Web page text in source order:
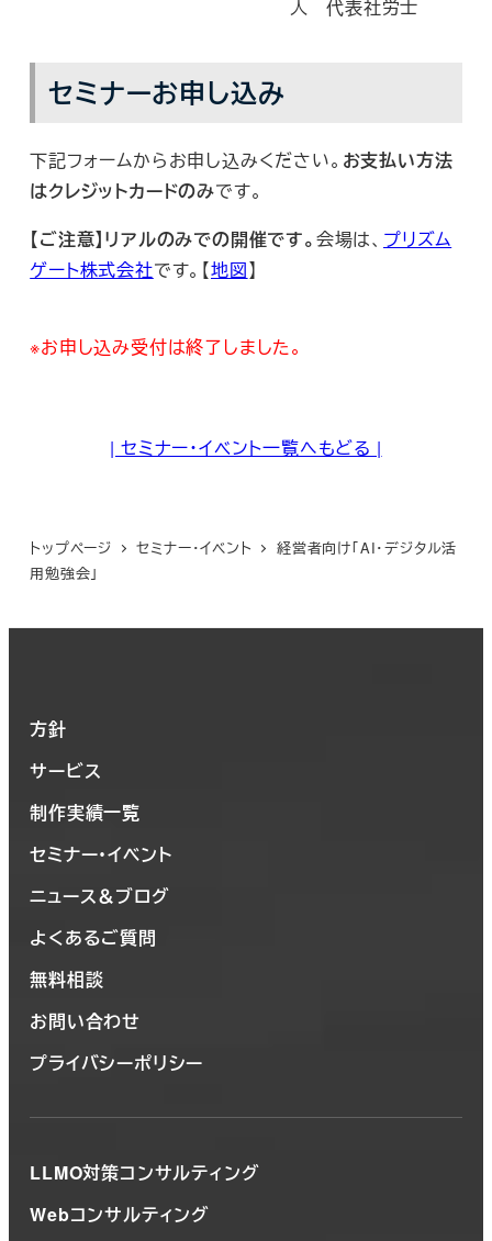
人 代表社労士
セミナーお申し込み
下記フォームからお申し込みください。 お支払い方法
はクレジットカードのみです。
【ご注意】リアルのみでの開催です。会場は、 プリズム
ゲート株式会社です。【地図】
※お申し込み受付は終了しました。
| セミナー・イベント一覧へもどる |
トップページ セミナー・イベント
経営者向け「AI・デジタル活
用勉強会」
方針
サービス
制作実績一覧
セミナー・イベント
ニュース＆ブログ
よくあるご質問
無料相談
お問い合わせ
プライバシーポリシー
LLMO対策コンサルティング
Webコンサルティング